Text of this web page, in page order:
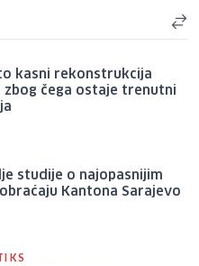
kasni rekonstrukcija
zbog čega ostaje trenutni
studije o najopasnijim
Kantona Sarajevo
KS